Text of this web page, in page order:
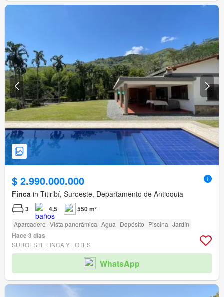
$ 2.990.000.000
Finca in Titiribí, Suroeste, Departamento de Antioquia
3 4,5 550 m²
Aparcadero Vista panorámica Agua Depósito Piscina Jardín
Hace 3 días
SUROESTE FINCA Y LOTES
WhatsApp